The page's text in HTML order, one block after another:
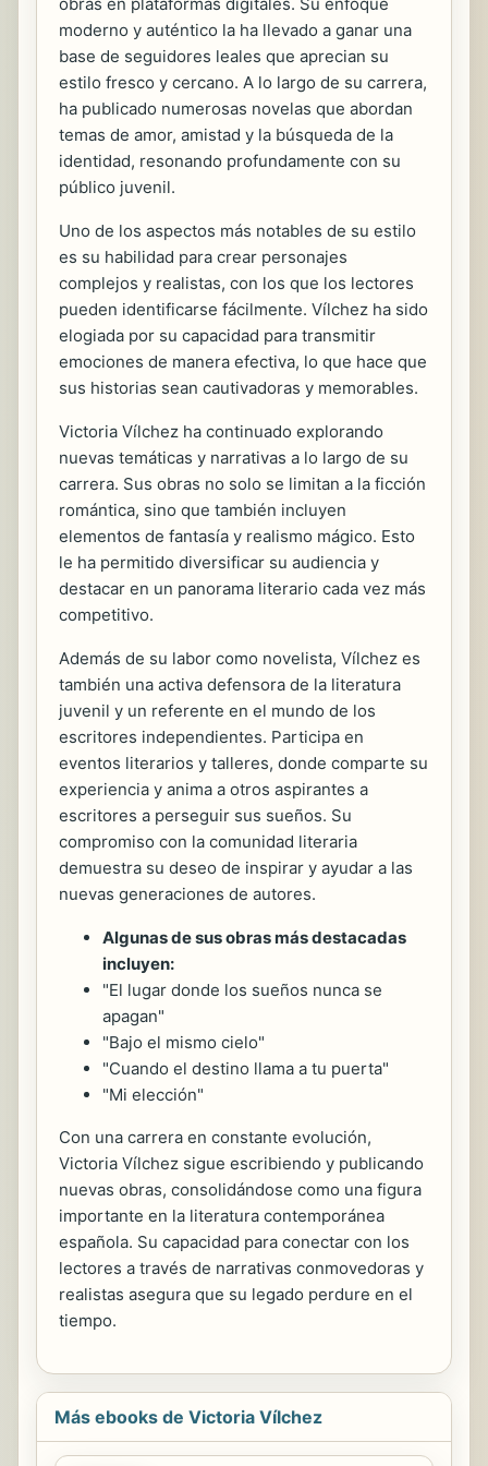
moderno y auténtico la ha llevado a ganar una
base de seguidores leales que aprecian su
estilo fresco y cercano. A lo largo de su carrera,
ha publicado numerosas novelas que abordan
temas de amor, amistad y la búsqueda de la
identidad, resonando profundamente con su
público juvenil.
Uno de los aspectos más notables de su estilo
es su habilidad para crear personajes
complejos y realistas, con los que los lectores
pueden identificarse fácilmente. Vílchez ha sido
elogiada por su capacidad para transmitir
emociones de manera efectiva, lo que hace que
sus historias sean cautivadoras y memorables.
Victoria Vílchez ha continuado explorando
nuevas temáticas y narrativas a lo largo de su
carrera. Sus obras no solo se limitan a la ficción
romántica, sino que también incluyen
elementos de fantasía y realismo mágico. Esto
le ha permitido diversificar su audiencia y
destacar en un panorama literario cada vez más
competitivo.
Además de su labor como novelista, Vílchez es
también una activa defensora de la literatura
juvenil y un referente en el mundo de los
escritores independientes. Participa en
eventos literarios y talleres, donde comparte su
experiencia y anima a otros aspirantes a
escritores a perseguir sus sueños. Su
compromiso con la comunidad literaria
demuestra su deseo de inspirar y ayudar a las
nuevas generaciones de autores.
Algunas de sus obras más destacadas
incluyen:
"El lugar donde los sueños nunca se
apagan"
"Bajo el mismo cielo"
"Cuando el destino llama a tu puerta"
"Mi elección"
Con una carrera en constante evolución,
Victoria Vílchez sigue escribiendo y publicando
nuevas obras, consolidándose como una figura
importante en la literatura contemporánea
española. Su capacidad para conectar con los
lectores a través de narrativas conmovedoras y
realistas asegura que su legado perdure en el
tiempo.
Más ebooks de Victoria Vílchez